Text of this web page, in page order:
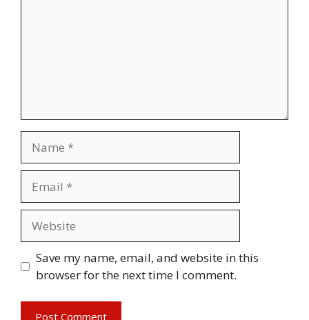
Save my name, email, and website in this
browser for the next time I comment.